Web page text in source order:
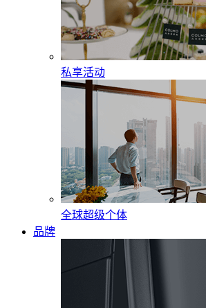
私享活动
全球超级个体
品牌